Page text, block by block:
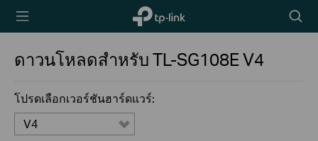
TP-Link,
Reliably
icon
ดาวนโหลดสำหรับTL-SG108EV4
โปรดเลือกเวอร์ชันฮาร์ดแวร์:
V4